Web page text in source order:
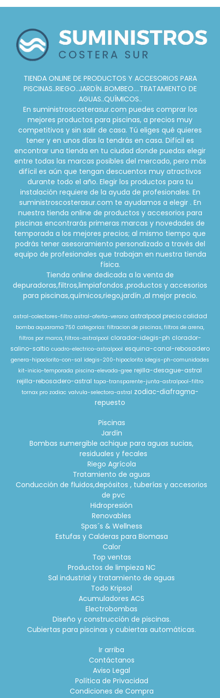
TIENDA ONLINE DE PRODUCTOS Y ACCESORIOS PARA
PISCINAS..RIEGO..JARDÍN..BOMBEO....TRATAMIENTO DE
AGUAS..QUÍMICOS..
En suministroscosterasur.com puedes comprar los
mejores productos para piscinas, a precios muy
competitivos y sin salir de casa. Tú eliges qué quieres
tener y en unos días la tendrás en casa. Difícil es
encontrar una tienda en tu ciudad donde puedas elegir
entre todas las marcas posibles del mercado, pero más
difícil es aún que tengan descuentos muy atractivos
durante todo el año. Elegir los productos para tu
instalación requiere de la ayuda de profesionales. En
suministroscosterasur.com te ayudamos a elegir . En
nuestra tienda online de productos y accesorios para
piscinas encontrarás primeras marcas y novedades de
temporada a los mejores precios; al mismo tiempo que
podrás tener asesoramiento personalizado a través del
equipo de profesionales que trabajan en nuestra tienda
física.
Tienda online dedicada a la venta de
depuradoras,filtros,limpiafondos ,productos y accesorios
para piscinas,químicos,riego,jardín ,al mejor precio.
astral-colectores-filtro astral-oferta-verano astralpool precio calidad
bomba aquarama 750 categorias: filtracion de piscinas, filtros de arena,
filtros por marca, filtros-astralpool clorador-idegis-ph clorador-
salino-saltio cuadro-electrico-astralpool esquina-canal-rebosadero
genera-hipoclorito-con-sal idegis-200-hipoclorito idegis-ph-comunidades
kit-inicio-temporada piscina-elevada-gree rejilla-desague-astral
rejilla-rebosadero-astral tapa-transparente-junta-astralpool-filtro
tornax pro zodiac valvula-selectora-astral zodiac-diafragma-
repuesto
Piscinas
Jardín
Bombas sumergible achique para aguas sucias,
residuales y fecales
Riego Agrícola
Tratamiento de aguas
Conducción de fluidos,depósitos , tuberías y accesorios
de pvc
Hidropresión
Renovables
Spas´s & Wellness
Estufas y Calderas para Biomasa
Calor
Top ventas
Productos de limpieza NC
Sal industrial y tratamiento de aguas
Todo Kripsol
Acumuladores ACS
Electrobombas
Diseño y construcción de piscinas.
Cubiertas para piscinas y cubiertas automáticas.
Ir arriba
Contáctanos
Aviso Legal
Política de Privacidad
Condiciones de Compra